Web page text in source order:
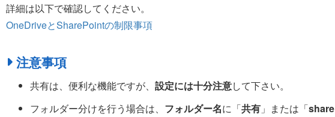
詳細は以下で確認してください。
OneDriveとSharePointの制限事項
注意事項
共有は、便利な機能ですが、 設定には十分注意して下さい。
フォルダー分けを行う場合は、 フォルダー名に「共有 」または「share